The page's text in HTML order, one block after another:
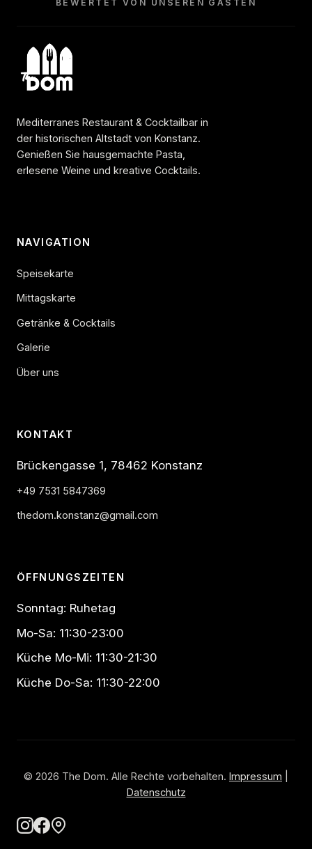
BEWERTET VON UNSEREN GÄSTEN
Mediterranes Restaurant & Cocktailbar in
der historischen Altstadt von Konstanz.
Genießen Sie hausgemachte Pasta,
erlesene Weine und kreative Cocktails.
NAVIGATION
Speisekarte
Mittagskarte
Getränke & Cocktails
Galerie
Über uns
KONTAKT
Brückengasse 1, 78462 Konstanz
+49 7531 5847369
thedom.konstanz@gmail.com
ÖFFNUNGSZEITEN
Sonntag: Ruhetag
Mo-Sa: 11:30-23:00
Küche Mo-Mi: 11:30-21:30
Küche Do-Sa: 11:30-22:00
© 2026 The Dom. Alle Rechte vorbehalten. Impressum
Datenschutz